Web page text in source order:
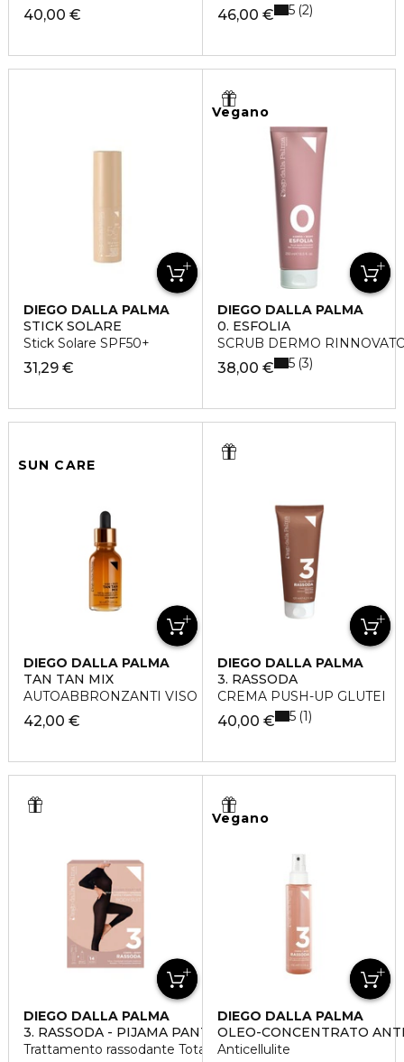
40,00 € 46,00 € 5 2
DIEGO DALLA PALMA
STICK SOLARE
Stick Solare SPF50+
31,29 €
Vegano
DIEGO DALLA PALMA
0. ESFOLIA
SCRUB DERMO
38,00 € 5 3
SUN CARE
DIEGO DALLA PALMA
TAN TAN MIX
AUTOABBRONZANTI VISO
42,00 €
DIEGO DALLA PALMA
3. RASSODA
CREMA PUSH-UP GLUTEI
40,00 € 5 1
DIEGO DALLA PALMA
3. RASSODA - PIJAMA PANT KIT
Trattamento rassodante Total Body
Vegano
DIEGO DALLA PALMA
OLEO-CONCENTRATO
Anticellulite